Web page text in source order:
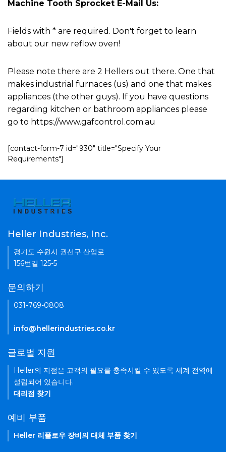
Machine Tooth Sprocket E-Mail Us:
Fields with * are required. Don't forget to learn
about our new reflow oven!
Please note there are 2 Hellers out there. One that
makes industrial furnaces (us) and one that makes
appliances (the other guys). If you have questions
regarding kitchen or bathroom appliances please
go to https://www.gafcontrol.com.au
[contact-form-7 id="930" title="Specify Your
Requirements"]
Heller Industries, Inc.
경기도 수원시 권선구 산업로
156번길 125-5
문의하기
031-769-0808
info@hellerindustries.co.kr
글로벌 지원
Heller의 지점은 고객의 필요를 충족시킬 수 있도록 세계 전역에
설립되어 있습니다.
대리점 찾기
예비 부품
Heller 리플로우 장비의 대체 부품 찾기